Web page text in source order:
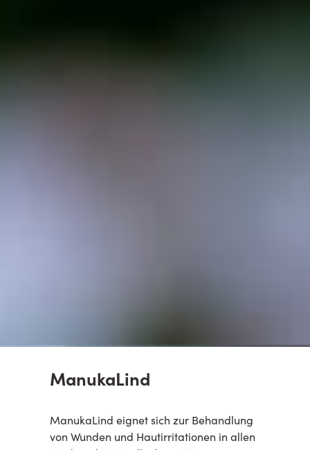
ManukaLind
ManukaLind eignet sich zur Behandlung
von Wunden und Hautirritationen in allen